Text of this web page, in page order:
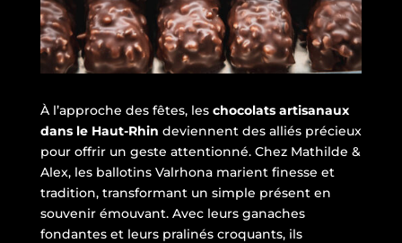
À l’approche des fêtes, les chocolats artisanaux
dans le Haut-Rhin deviennent des alliés précieux
pour offrir un geste attentionné. Chez Mathilde &
Alex, les ballotins Valrhona marient finesse et
tradition, transformant un simple présent en
souvenir émouvant. Avec leurs ganaches
fondantes et leurs pralinés croquants, ils